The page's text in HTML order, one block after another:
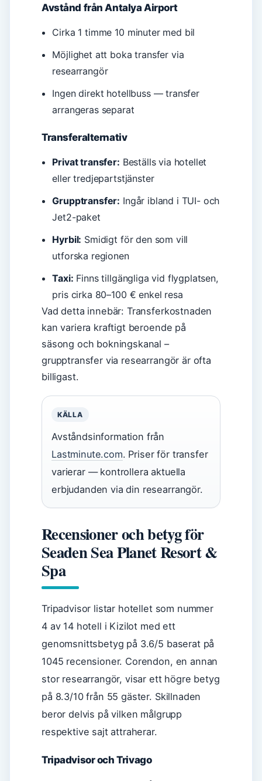
Avstånd från Antalya Airport
Cirka 1 timme 10 minuter med bil
Möjlighet att boka transfer via
researrangör
Ingen direkt hotellbuss — transfer
arrangeras separat
Transferalternativ
Privat transfer: Beställs via hotellet
eller tredjepartstjänster
Grupptransfer: Ingår ibland i TUI- och
Jet2-paket
Hyrbil: Smidigt för den som vill
utforska regionen
Taxi: Finns tillgängliga vid flygplatsen,
pris cirka 80–100 € enkel resa
Vad detta innebär: Transferkostnaden
kan variera kraftigt beroende på
säsong och bokningskanal –
grupptransfer via researrangör är ofta
billigast.
KÄLLA
Avståndsinformation från
Lastminute.com. Priser för transfer
varierar — kontrollera aktuella
erbjudanden via din researrangör.
Recensioner och betyg för
Seaden Sea Planet Resort &
Spa
Tripadvisor listar hotellet som nummer
4 av 14 hotell i Kizilot med ett
genomsnittsbetyg på 3.6/5 baserat på
1045 recensioner. Corendon, en annan
stor researrangör, visar ett högre betyg
på 8.3/10 från 55 gäster. Skillnaden
beror delvis på vilken målgrupp
respektive sajt attraherar.
Tripadvisor och Trivago